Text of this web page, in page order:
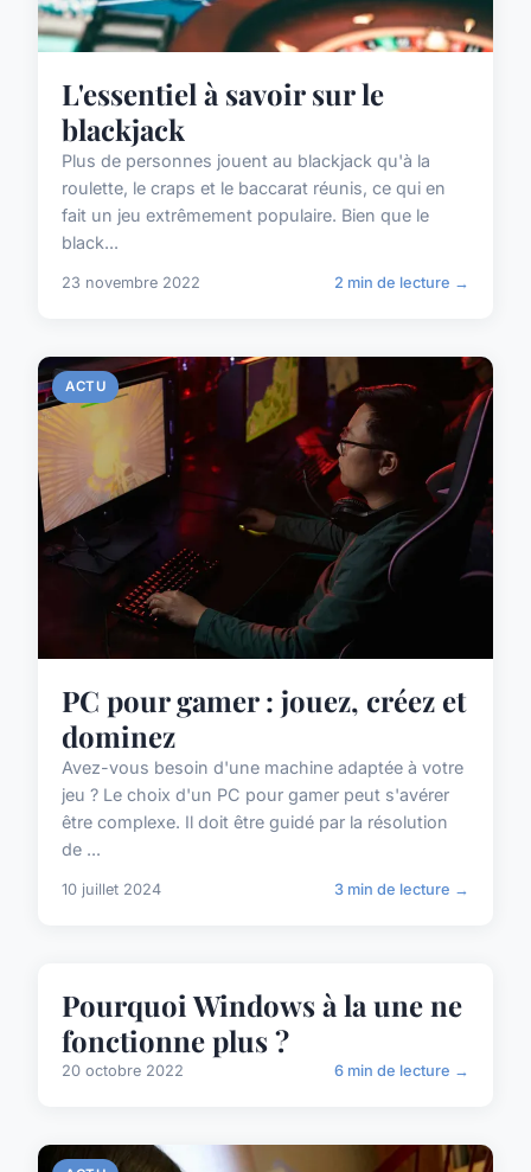
L'essentiel à savoir sur le
blackjack
Plus de personnes jouent au blackjack qu'à la
roulette, le craps et le baccarat réunis, ce qui en
fait un jeu extrêmement populaire. Bien que le
black...
23 novembre 2022 2 min de lecture →
ACTU
PC pour gamer : jouez, créez et
dominez
Avez-vous besoin d'une machine adaptée à votre
jeu ? Le choix d'un PC pour gamer peut s'avérer
être complexe. Il doit être guidé par la résolution
de ...
10 juillet 2024 3 min de lecture →
ACTU
Pourquoi Windows à la une ne
fonctionne plus ?
20 octobre 2022 6 min de lecture →